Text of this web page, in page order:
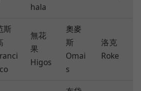
hala
斯
無花
果
Higos
奧麥
斯
Omai
s
洛克
Roke